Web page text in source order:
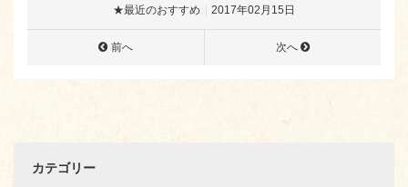
★最近のおすすめ 2017年02月15日
前へ 次へ
カテゴリー